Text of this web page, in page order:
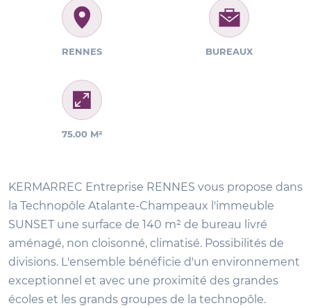
RENNES BUREAUX
75.00 M²
KERMARREC Entreprise RENNES vous propose dans
la Technopôle Atalante-Champeaux l'immeuble
SUNSET une surface de 140 m² de bureau livré
aménagé, non cloisonné, climatisé. Possibilités de
divisions. L'ensemble bénéficie d'un environnement
exceptionnel et avec une proximité des grandes
écoles et les grands groupes de la technopôle.